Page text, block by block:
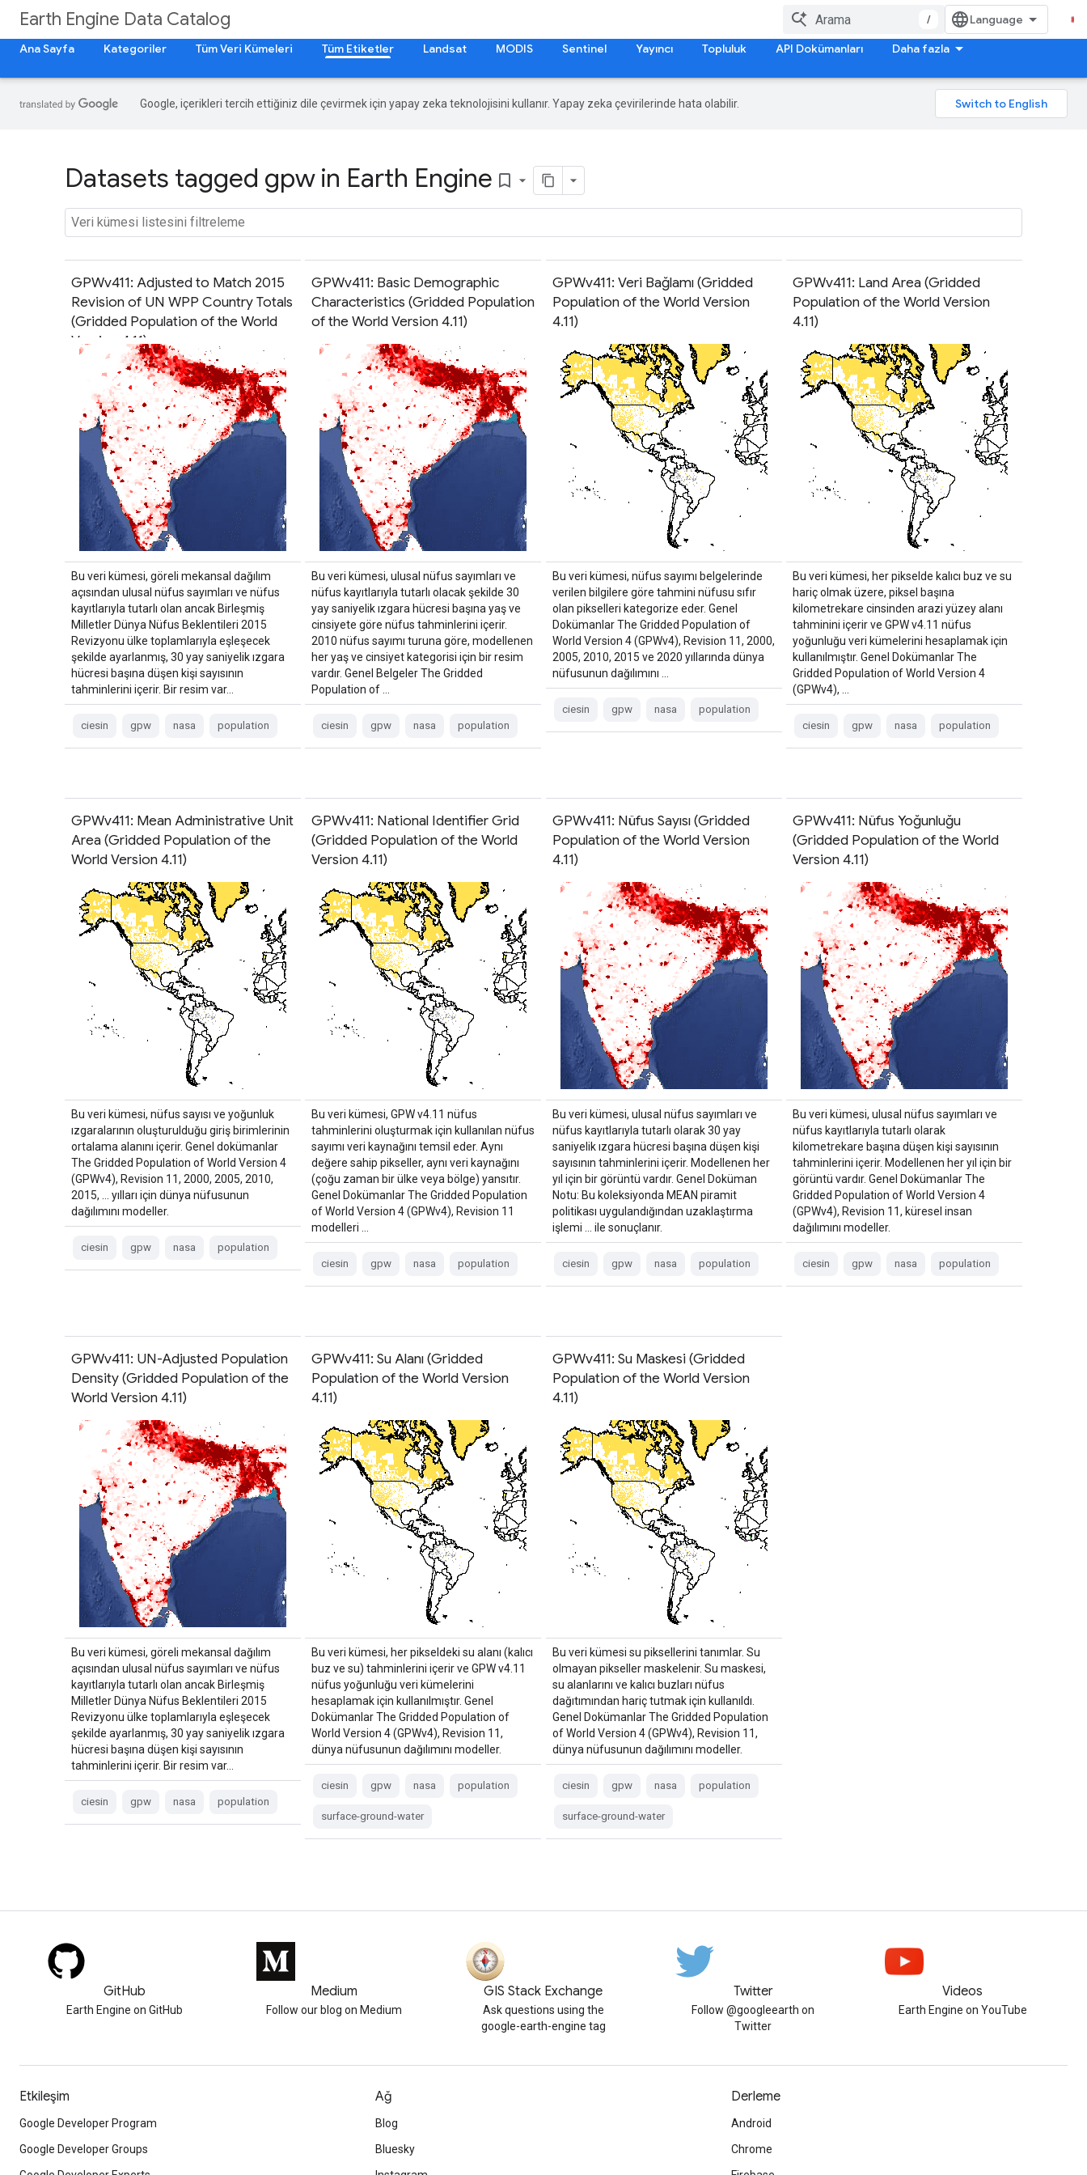
Earth Engine Data Catalog
/
Ana Sayfa
Kategoriler Tüm Veri Kümeleri Tüm Etiketler Landsat MODIS Sentinel Yayıncı Topluluk API Dokümanları Daha fazla
Google, içerikleri tercih ettiğiniz dile çevirmek için yapay zeka teknolojisini kullanır. Yapay zeka çevirilerinde hata olabilir.
Datasets tagged gpw in Earth Engine bookmark_border
GPWv411: Adjusted to Match 2015
Revision of UN WPP Country Totals
(Gridded Population of the World
Version 4.11)
Bu veri kümesi, göreli mekansal dağılım
açısından ulusal nüfus sayımları ve nüfus
kayıtlarıyla tutarlı olan ancak Birleşmiş
Milletler Dünya Nüfus Beklentileri 2015
Revizyonu ülke toplamlarıyla eşleşecek
şekilde ayarlanmış, 30 yay saniyelik ızgara
hücresi başına düşen kişi sayısının
tahminlerini içerir. Bir resim var…
ciesin gpw nasa population
GPWv411: Basic Demographic
Characteristics (Gridded Population
of the World Version 4.11)
Bu veri kümesi, ulusal nüfus sayımları ve
nüfus kayıtlarıyla tutarlı olacak şekilde 30
yay saniyelik ızgara hücresi başına yaş ve
cinsiyete göre nüfus tahminlerini içerir.
2010 nüfus sayımı turuna göre, modellenen
her yaş ve cinsiyet kategorisi için bir resim
vardır. Genel Belgeler The Gridded
Population of …
ciesin gpw nasa population
GPWv411: Veri Bağlamı (Gridded
Population of the World Version
4.11)
Bu veri kümesi, nüfus sayımı belgelerinde
verilen bilgilere göre tahmini nüfusu sıfır
olan pikselleri kategorize eder. Genel
Dokümanlar The Gridded Population of
World Version 4 (GPWv4), Revision 11, 2000,
2005, 2010, 2015 ve 2020 yıllarında dünya
nüfusunun dağılımını …
ciesin gpw nasa population
GPWv411: Land Area (Gridded
Population of the World Version
4.11)
Bu veri kümesi, her pikselde kalıcı buz ve su
hariç olmak üzere, piksel başına
kilometrekare cinsinden arazi yüzey alanı
tahminini içerir ve GPW v4.11 nüfus
yoğunluğu veri kümelerini hesaplamak için
kullanılmıştır. Genel Dokümanlar The
Gridded Population of World Version 4
(GPWv4), …
ciesin gpw nasa population
GPWv411: Mean Administrative Unit
Area (Gridded Population of the
World Version 4.11)
Bu veri kümesi, nüfus sayısı ve yoğunluk
ızgaralarının oluşturulduğu giriş birimlerinin
ortalama alanını içerir. Genel dokümanlar
The Gridded Population of World Version 4
(GPWv4), Revision 11, 2000, 2005, 2010,
2015, … yılları için dünya nüfusunun
dağılımını modeller.
ciesin gpw nasa population
GPWv411: National Identifier Grid
(Gridded Population of the World
Version 4.11)
Bu veri kümesi, GPW v4.11 nüfus
tahminlerini oluşturmak için kullanılan nüfus
sayımı veri kaynağını temsil eder. Aynı
değere sahip pikseller, aynı veri kaynağını
(çoğu zaman bir ülke veya bölge) yansıtır.
Genel Dokümanlar The Gridded Population
of World Version 4 (GPWv4), Revision 11
modelleri …
ciesin gpw nasa population
GPWv411: Nüfus Sayısı (Gridded
Population of the World Version
4.11)
Bu veri kümesi, ulusal nüfus sayımları ve
nüfus kayıtlarıyla tutarlı olarak 30 yay
saniyelik ızgara hücresi başına düşen kişi
sayısının tahminlerini içerir. Modellenen her
yıl için bir görüntü vardır. Genel Doküman
Notu: Bu koleksiyonda MEAN piramit
politikası uygulandığından uzaklaştırma
işlemi … ile sonuçlanır.
ciesin gpw nasa population
GPWv411: Nüfus Yoğunluğu
(Gridded Population of the World
Version 4.11)
Bu veri kümesi, ulusal nüfus sayımları ve
nüfus kayıtlarıyla tutarlı olarak
kilometrekare başına düşen kişi sayısının
tahminlerini içerir. Modellenen her yıl için bir
görüntü vardır. Genel Dokümanlar The
Gridded Population of World Version 4
(GPWv4), Revision 11, küresel insan
dağılımını modeller.
ciesin gpw nasa population
GPWv411: UN-Adjusted Population
Density (Gridded Population of the
World Version 4.11)
Bu veri kümesi, göreli mekansal dağılım
açısından ulusal nüfus sayımları ve nüfus
kayıtlarıyla tutarlı olan ancak Birleşmiş
Milletler Dünya Nüfus Beklentileri 2015
Revizyonu ülke toplamlarıyla eşleşecek
şekilde ayarlanmış, 30 yay saniyelik ızgara
hücresi başına düşen kişi sayısının
tahminlerini içerir. Bir resim var…
ciesin gpw nasa population
GPWv411: Su Alanı (Gridded
Population of the World Version
4.11)
Bu veri kümesi, her pikseldeki su alanı (kalıcı
buz ve su) tahminlerini içerir ve GPW v4.11
nüfus yoğunluğu veri kümelerini
hesaplamak için kullanılmıştır. Genel
Dokümanlar The Gridded Population of
World Version 4 (GPWv4), Revision 11,
dünya nüfusunun dağılımını modeller.
ciesin gpw nasa population
surface-ground-water
GPWv411: Su Maskesi (Gridded
Population of the World Version
4.11)
Bu veri kümesi su piksellerini tanımlar. Su
olmayan pikseller maskelenir. Su maskesi,
su alanlarını ve kalıcı buzları nüfus
dağıtımından hariç tutmak için kullanıldı.
Genel Dokümanlar The Gridded Population
of World Version 4 (GPWv4), Revision 11,
dünya nüfusunun dağılımını modeller.
ciesin gpw nasa population
surface-ground-water
GitHub
Earth Engine on GitHub
Medium
Follow our blog on Medium
GIS Stack Exchange
Ask questions using the
google-earth-engine tag
Twitter
Follow @googleearth on
Twitter
Videos
Earth Engine on YouTube
Etkileşim
Google Developer Program
Google Developer Groups
Ağ
Blog
Bluesky
Derleme
Android
Chrome